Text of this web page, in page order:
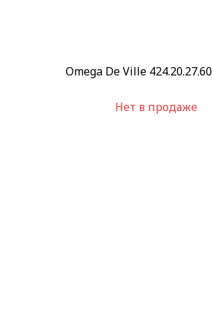
Omega De Ville
Нет в продаже